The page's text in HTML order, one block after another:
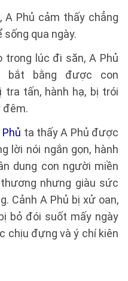
Phủ cảm thấy chẳng
sống qua ngày.
lúc đi săn, A Phủ
bắt bằng được con
tra tấn, hành hạ, bị trói
đêm.
ta thấy A Phủ được
lời nói ngắn gọn, hành
dung con người miền
nhưng giàu sức
Cảnh A Phủ bị xử oan,
bỏ đói suốt mấy ngày
chịu đựng và ý chí kiên